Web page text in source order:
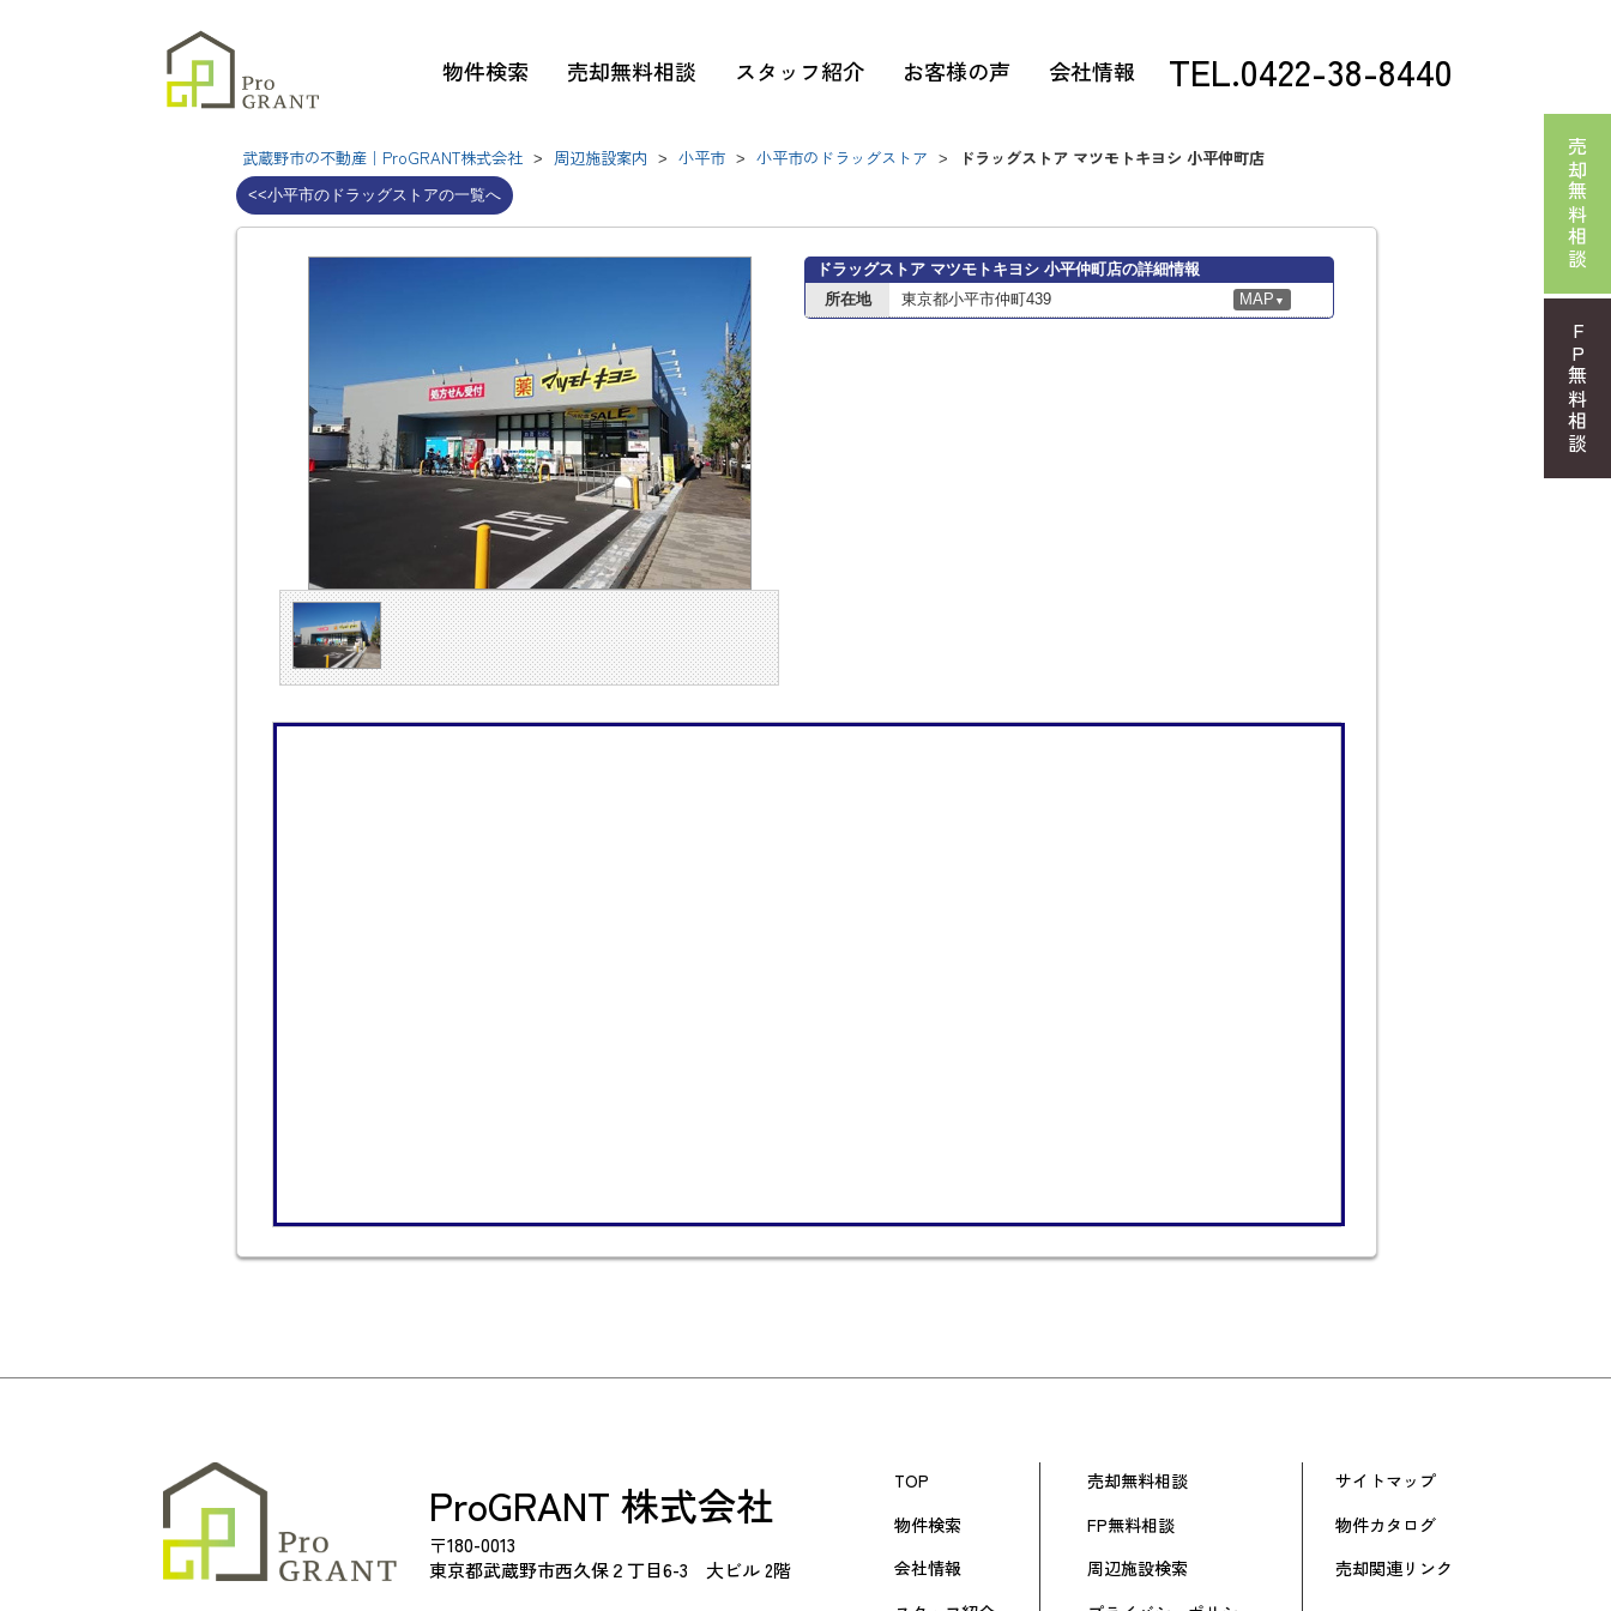
物件検索 売却無料相談 スタッフ紹介 お客様の声 会社情報 TEL.0422-38-8440
武蔵野市の不動産｜ProGRANT株式会社 > 周辺施設案内 > 小平市 > 小平市のドラッグストア > ドラッグストア マツモトキヨシ 小平仲町店
<<小平市のドラッグストアの一覧へ
ドラッグストア マツモトキヨシ 小平仲町店の詳細情報
所在地
東京都小平市仲町439 MAP ▼
ProGRANT 株式会社
〒180-0013
東京都武蔵野市西久保２丁目6-3 大ビル 2階
TOP
物件検索
会社情報
売却無料相談
FP無料相談
周辺施設検索
サイトマップ
物件カタログ
売却関連リンク
売却無料相談
FP無料相談